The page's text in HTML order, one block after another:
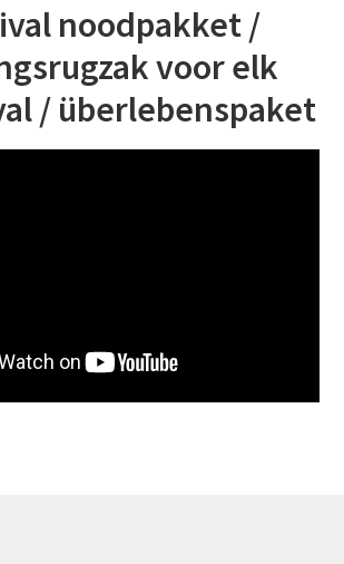
noodpakket /
voor elk
/ überlebenspaket